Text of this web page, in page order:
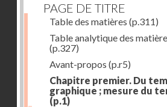
PAGE DE TITRE
Table des matières (p.311)
Table analytique des
(p.327)
Avant-propos (p.r5)
Chapitre premier. Du
graphique ; mesure du
(p.1)